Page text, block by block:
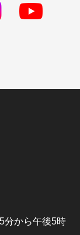
分から午後5時